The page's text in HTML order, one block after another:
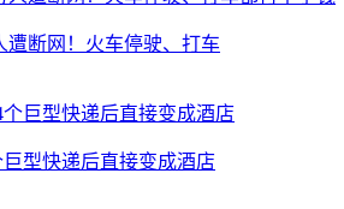
断网！火车停驶、打车
型快递后直接变成酒店